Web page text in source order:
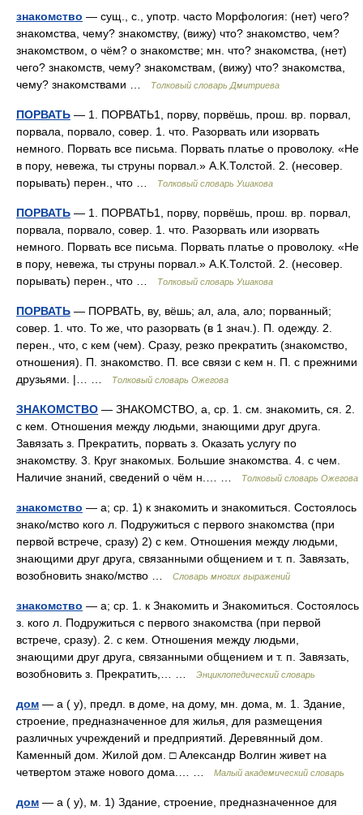
знакомство — сущ., с., употр. часто Морфология: (нет) чего?
знакомства, чему? знакомству, (вижу) что? знакомство, чем?
знакомством, о чём? о знакомстве; мн. что? знакомства, (нет)
чего? знакомств, чему? знакомствам, (вижу) что? знакомства,
чему? знакомствами …
Толковый словарь Дмитриева
ПОРВАТЬ — 1. ПОРВАТЬ1, порву, порвёшь, прош. вр. порвал,
порвала, порвало, совер. 1. что. Разорвать или изорвать
немного. Порвать все письма. Порвать платье о проволоку. «Не
в пору, невежа, ты струны порвал.» А.К.Толстой. 2. (несовер.
порывать) перен., что …
Толковый словарь Ушакова
ПОРВАТЬ — 1. ПОРВАТЬ1, порву, порвёшь, прош. вр. порвал,
порвала, порвало, совер. 1. что. Разорвать или изорвать
немного. Порвать все письма. Порвать платье о проволоку. «Не
в пору, невежа, ты струны порвал.» А.К.Толстой. 2. (несовер.
порывать) перен., что …
Толковый словарь Ушакова
ПОРВАТЬ — ПОРВАТЬ, ву, вёшь; ал, ала, ало; порванный;
совер. 1. что. То же, что разорвать (в 1 знач.). П. одежду. 2.
перен., что, с кем (чем). Сразу, резко прекратить (знакомство,
отношения). П. знакомство. П. все связи с кем н. П. с прежними
друзьями. |… …
Толковый словарь Ожегова
ЗНАКОМСТВО — ЗНАКОМСТВО, а, ср. 1. см. знакомить, ся. 2.
с кем. Отношения между людьми, знающими друг друга.
Завязать з. Прекратить, порвать з. Оказать услугу по
знакомству. 3. Круг знакомых. Большие знакомства. 4. с чем.
Наличие знаний, сведений о чём н.… …
Толковый словарь Ожегова
знакомство — а; ср. 1) к знакомить и знакомиться. Состоялось
знако/мство кого л. Подружиться с первого знакомства (при
первой встрече, сразу) 2) с кем. Отношения между людьми,
знающими друг друга, связанными общением и т. п. Завязать,
возобновить знако/мство …
Словарь многих выражений
знакомство — а; ср. 1. к Знакомить и Знакомиться. Состоялось
з. кого л. Подружиться с первого знакомства (при первой
встрече, сразу). 2. с кем. Отношения между людьми,
знающими друг друга, связанными общением и т. п. Завязать,
возобновить з. Прекратить,… …
Энциклопедический словарь
дом — а ( у), предл. в доме, на дому, мн. дома, м. 1. Здание,
строение, предназначенное для жилья, для размещения
различных учреждений и предприятий. Деревянный дом.
Каменный дом. Жилой дом. □ Александр Волгин живет на
четвертом этаже нового дома.… …
Малый академический словарь
дом — а ( у), м. 1) Здание, строение, предназначенное для